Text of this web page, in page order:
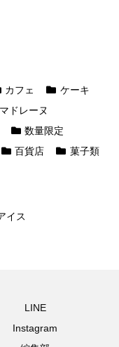
カフェ
ケーキ
マドレーヌ
数量限定
百貨店 菓子類
イス
LINE
Instagram